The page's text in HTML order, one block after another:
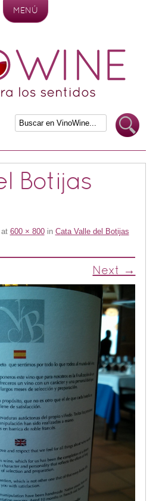
MENÚ
Botijas
600 × 800in Cata Valle del Botijas
Next →